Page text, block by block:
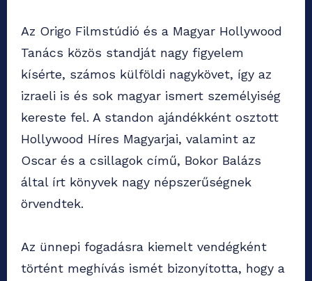
Az Origo Filmstúdió és a Magyar Hollywood
Tanács közös standját nagy figyelem
kísérte, számos külföldi nagykövet, így az
izraeli is és sok magyar ismert személyiség
kereste fel. A standon ajándékként osztott
Hollywood Híres Magyarjai, valamint az
Oscar és a csillagok című, Bokor Balázs
által írt könyvek nagy népszerűségnek
örvendtek.
Az ünnepi fogadásra kiemelt vendégként
történt meghívás ismét bizonyította, hogy a